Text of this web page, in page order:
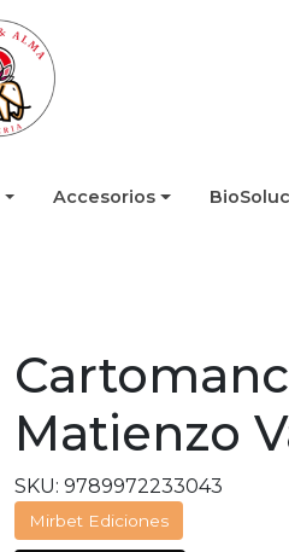
Accesorios
Matienzo
SKU: 9789972233043
Mirbet Ediciones